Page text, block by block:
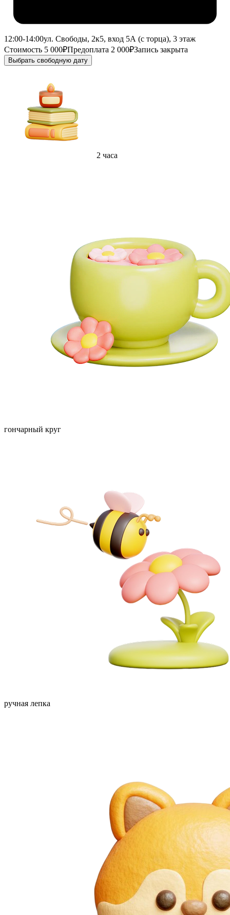
12:00-14:00ул. Свободы, 2к5, вход 5А (с торца), 3 этаж
Стоимость 5 000₽Предоплата 2 000₽Запись закрыта
Выбрать свободную дату
2 часа
гончарный круг
ручная лепка